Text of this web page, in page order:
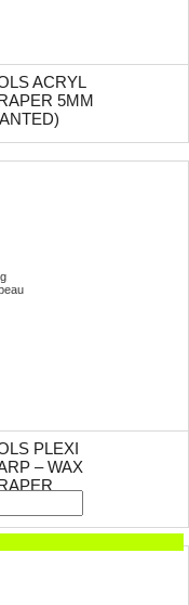
ACRYL
5MM
PLEXI
– WAX